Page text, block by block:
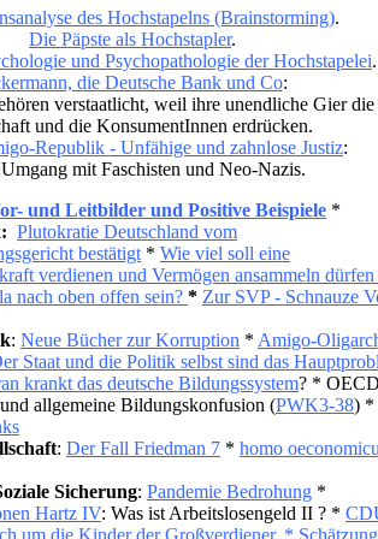
des Hochstapelns (Brainstorming).
Die Päpste als Hochstapler.
und Psychopathologie der Hochstapelei.
die Deutsche Bank und Co:
verstaatlicht, weil ihre unendliche Gier die
und die KonsumentInnen erdrücken.
Republik - Unfähige und zahnlose Justiz:
mit Faschisten und Neo-Nazis.
und Leitbilder und Positive Beispiele *
Plutokratie Deutschland vom
bestätigt * Wie viel soll eine
verdienen und Vermögen ansammeln dürfen
nach oben offen sein? * Zur SVP - Schnauze
: Neue Bücher zur Korruption * Amigo-
Staat und die Politik selbst sind das
krankt das deutsche Bildungssystem? *
allgemeine Bildungskonfusion (PWK3-38) *
: Der Fall Friedman 7 * homo
Sicherung: Pandemie Bedrohung *
Hartz IV: Was ist Arbeitslosengeld II ? *
um die Kinder der Großverdiener. *